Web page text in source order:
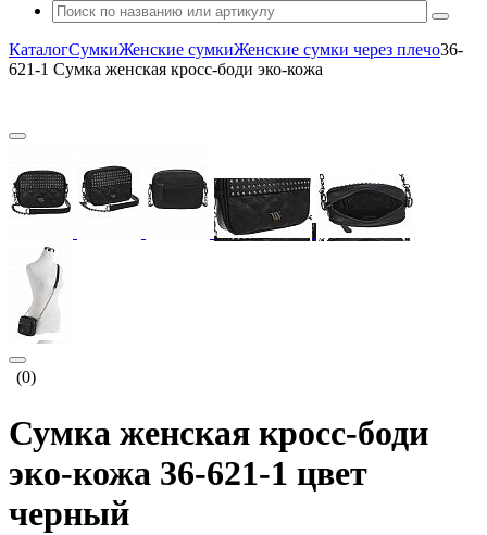
КаталогСумкиЖенские сумкиЖенские сумки через плечо36-
621-1 Сумка женская кросс-боди эко-кожа
(0)
Сумка женская кросс-боди
эко-кожа 36-621-1 цвет
черный